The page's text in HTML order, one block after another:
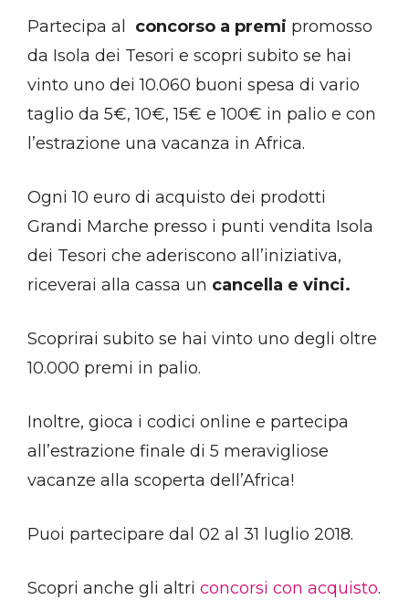
Partecipa al concorso a premi promosso
da Isola dei Tesori e scopri subito se hai
vinto uno dei 10.060 buoni spesa di vario
taglio da 5€, 10€, 15€ e 100€ in palio e con
l’estrazione una vacanza in Africa.
Ogni 10 euro di acquisto dei prodotti
Grandi Marche presso i punti vendita Isola
dei Tesori che aderiscono all’iniziativa,
riceverai alla cassa un cancella e vinci.
Scoprirai subito se hai vinto uno degli oltre
10.000 premi in palio.
Inoltre, gioca i codici online e partecipa
all’estrazione finale di 5 meravigliose
vacanze alla scoperta dell’Africa!
Puoi partecipare dal 02 al 31 luglio 2018.
Scopri anche gli altri concorsi con acquisto.